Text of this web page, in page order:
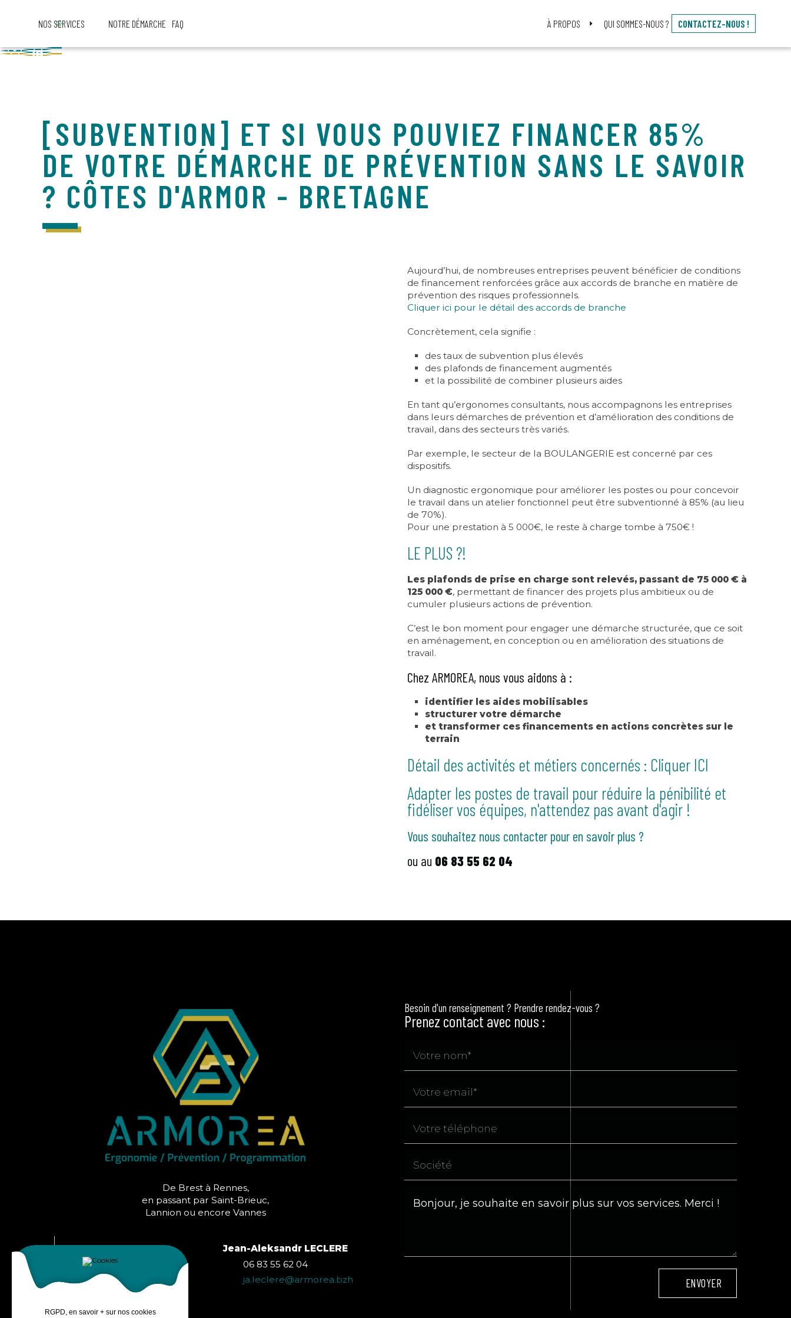
NOS SERVICES NOTRE DÉMARCHE FAQ À PROPOS QUI SOMMES-NOUS ? CONTACTEZ-NOUS !
[SUBVENTION] ET SI VOUS POUVIEZ FINANCER 85%
DE VOTRE DÉMARCHE DE PRÉVENTION SANS LE SAVOIR
? CÔTES D'ARMOR - BRETAGNE
Aujourd’hui, de nombreuses entreprises peuvent bénéficier de conditions
de financement renforcées grâce aux accords de branche en matière de
prévention des risques professionnels.
Cliquer ici pour le détail des accords de branche
Concrètement, cela signifie :
des taux de subvention plus élevés
des plafonds de financement augmentés
et la possibilité de combiner plusieurs aides
En tant qu’ergonomes consultants, nous accompagnons les entreprises
dans leurs démarches de prévention et d’amélioration des conditions de
travail, dans des secteurs très variés.
Par exemple, le secteur de la BOULANGERIE est concerné par ces
dispositifs.
Un diagnostic ergonomique pour améliorer les postes ou pour concevoir
le travail dans un atelier fonctionnel peut être subventionné à 85% (au lieu
de 70%).
Pour une prestation à 5 000€, le reste à charge tombe à 750€ !
LE PLUS ?!
Les plafonds de prise en charge sont relevés, passant de 75 000 € à
125 000 €, permettant de financer des projets plus ambitieux ou de
cumuler plusieurs actions de prévention.
C’est le bon moment pour engager une démarche structurée, que ce soit
en aménagement, en conception ou en amélioration des situations de
travail.
Chez ARMOREA, nous vous aidons à :
identifier les aides mobilisables
structurer votre démarche
et transformer ces financements en actions concrètes sur le
terrain
Détail des activités et métiers concernés : Cliquer ICI
Adapter les postes de travail pour réduire la pénibilité et
fidéliser vos équipes, n'attendez pas avant d'agir !
Vous souhaitez nous contacter pour en savoir plus ?
ou au 06 83 55 62 04
De Brest à Rennes,
en passant par Saint-Brieuc,
Lannion ou encore Vannes
Laura THIEBAULT
06 86 52 74 23
l.thiebault@armorea.bzh
Jean-Aleksandr LECLERE
06 83 55 62 04
ja.leclere@armorea.bzh
Besoin d'un renseignement ? Prendre rendez-vous ?
Prenez contact avec nous :
ENVOYER
RGPD, en savoir + sur nos cookies